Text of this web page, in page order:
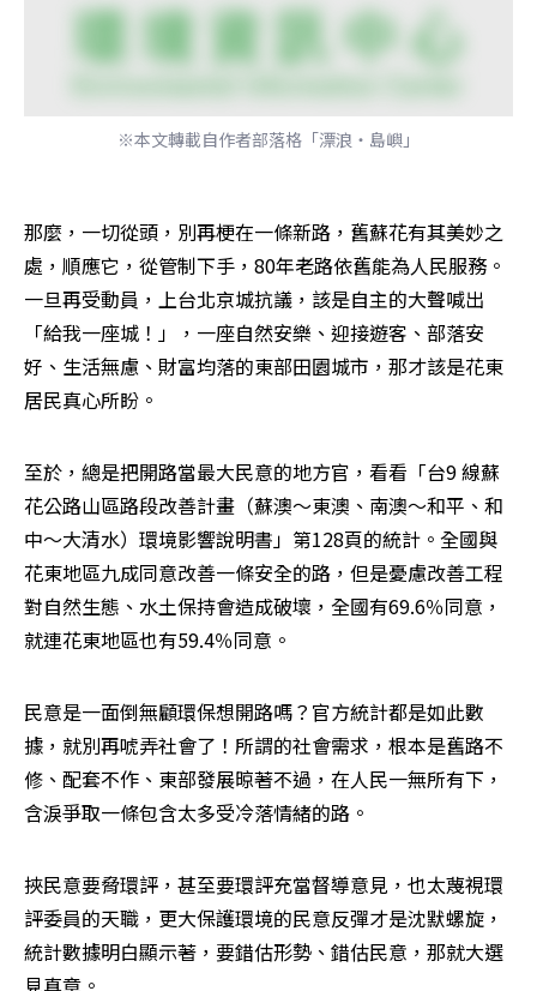
※本文轉載自作者部落格「漂浪‧島嶼」
那麼，一切從頭，別再梗在一條新路，舊蘇花有其美妙之
處，順應它，從管制下手，80年老路依舊能為人民服務。
一旦再受動員，上台北京城抗議，該是自主的大聲喊出
「給我一座城！」，一座自然安樂、迎接遊客、部落安
好、生活無慮、財富均落的東部田園城市，那才該是花東
居民真心所盼。
至於，總是把開路當最大民意的地方官，看看「台9 線蘇
花公路山區路段改善計畫（蘇澳～東澳、南澳～和平、和
中～大清水）環境影響說明書」第128頁的統計。全國與
花東地區九成同意改善一條安全的路，但是憂慮改善工程
對自然生態、水土保持會造成破壞，全國有69.6％同意，
就連花東地區也有59.4％同意。
民意是一面倒無顧環保想開路嗎？官方統計都是如此數
據，就別再唬弄社會了！所謂的社會需求，根本是舊路不
修、配套不作、東部發展晾著不過，在人民一無所有下，
含淚爭取一條包含太多受冷落情緒的路。
挾民意要脅環評，甚至要環評充當督導意見，也太蔑視環
評委員的天職，更大保護環境的民意反彈才是沈默螺旋，
統計數據明白顯示著，要錯估形勢、錯估民意，那就大選
見真章。